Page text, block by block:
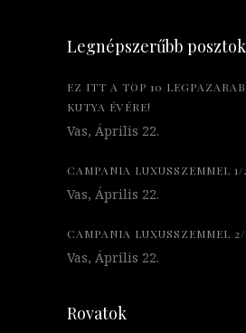
Legnépszerűbb posztok
EZ ITT A TOP 10
KUTYA ÉVÉRE!
Vas, Április 22.
CAMPANIA LUXUSSZEMMEL 1/
Vas, Április 22.
CAMPANIA LUXUSSZEMMEL 2/
Vas, Április 22.
Rovatok